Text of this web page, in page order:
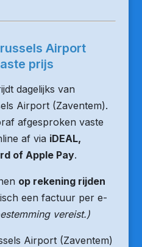
Airport
prijs
dagelijks van
Airport (Zaventem).
afgesproken vaste
af via iDEAL,
of Apple Pay.
op rekening rijden
een factuur per e-
vereist.)
Airport (Zaventem)